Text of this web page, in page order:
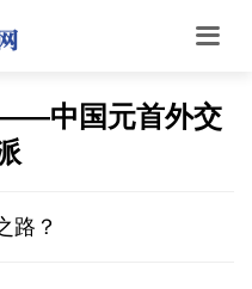
中国元首外交
路？